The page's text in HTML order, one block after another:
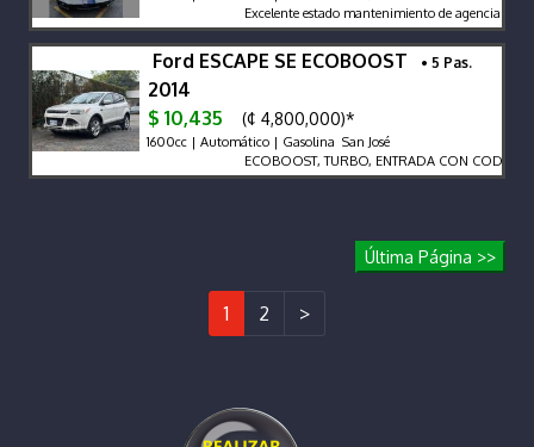
Excelente estado mantenimiento de agencia
Ford ESCAPE SE ECOBOOST • 5 Pas.
2014
$ 10,435
(¢ 4,800,000)*
1600cc | Automático | Gasolina San José
ECOBOOST, TURBO, ENTRADA CON CODIGO,
Última Página >>
1 2 >